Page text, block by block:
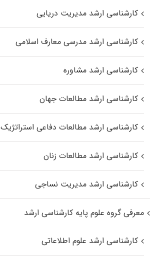
کارشناسی ارشد مدیریت دریایی
کارشناسی ارشد مدرسی معارف اسلامی
کارشناسی ارشد مشاوره
کارشناسی ارشد مطالعات جهان
کارشناسی ارشد مطالعات دفاعی استراتژیک
کارشناسی ارشد مطالعات زنان
کارشناسی ارشد مدیریت نساجی
معرفی گروه علوم پایه کارشناسی ارشد
کارشناسی ارشد علوم اطلاعاتی